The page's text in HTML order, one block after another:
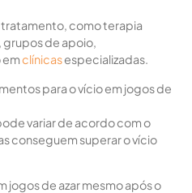
como terapia
de apoio,
emclínicasespecializadas.
para o vício em jogos de
variar de acordo com o
conseguem superar o vício
jogos de azar mesmo após o